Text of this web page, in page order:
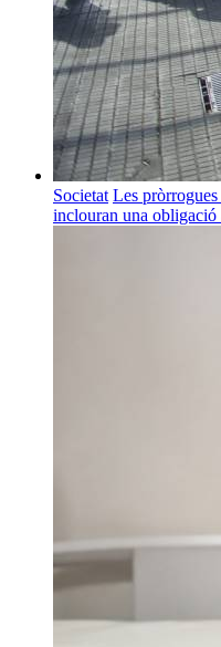
Societat Les
inclouran una obligació